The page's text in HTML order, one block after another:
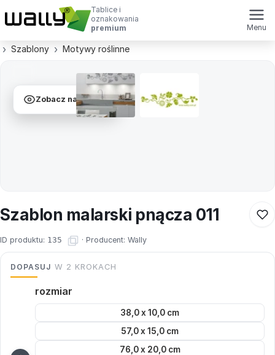
Tablice i
oznakowania
premium
Menu
Szablony Motywy roślinne
Zobacz na ścianie
Szablon malarski pnącza 011
ID produktu: 135 · Producent: Wally
DOPASUJ W 2 KROKACH
rozmiar
38,0 x 10,0 cm
57,0 x 15,0 cm
76,0 x 20,0 cm